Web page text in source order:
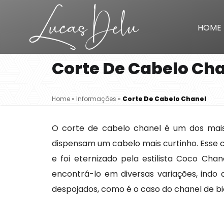
HOME
Corte De Cabelo
Home » Informações » Corte De Cabelo Chanel
O corte de cabelo chanel é um dos
dispensam um cabelo mais curtinho.
e foi eternizado pela estilista Coco
encontrá-lo em diversas variações, indo
despojados, como é o caso do chanel de